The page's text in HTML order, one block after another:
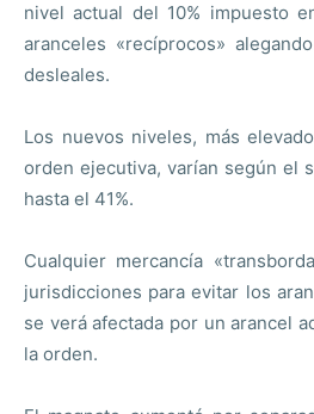
nivel actual del 10% impuesto
aranceles «recíprocos»
desleales.
Los nuevos niveles, más
orden ejecutiva, varían según el
hasta el 41%.
Cualquier mercancía
jurisdicciones para evitar los
se verá afectada por un arancel
la orden.